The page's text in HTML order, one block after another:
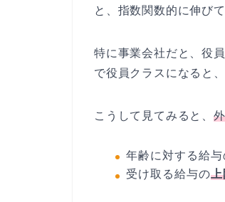
と、指数関数的に伸び
特に事業会社だと、役
で役員クラスになると
こうして見てみると、
年齢に対する給与
受け取る給与の上